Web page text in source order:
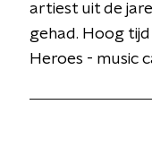
artiest uit de
gehad. Hoog tijd
Heroes - music